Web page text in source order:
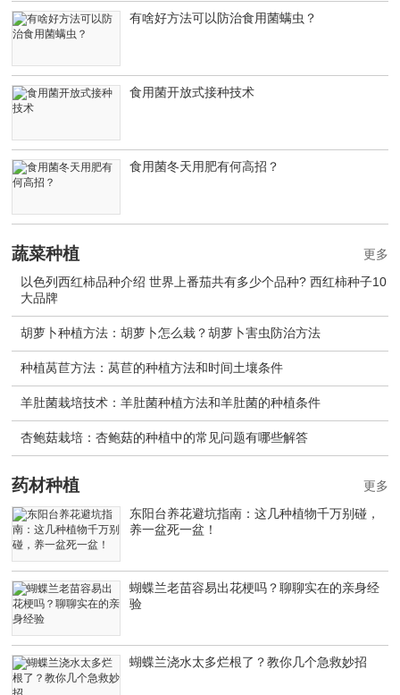
有啥好方法可以防治食用菌螨虫？
食用菌开放式接种技术
食用菌冬天用肥有何高招？
蔬菜种植
以色列西红柿品种介绍 世界上番茄共有多少个品种? 西红柿种子10
大品牌
胡萝卜种植方法：胡萝卜怎么栽？胡萝卜害虫防治方法
种植莴苣方法：莴苣的种植方法和时间土壤条件
羊肚菌栽培技术：羊肚菌种植方法和羊肚菌的种植条件
杏鲍菇栽培：杏鲍菇的种植中的常见问题有哪些解答
更多
药材种植
东阳台养花避坑指南：这几种植物千万别碰，
养一盆死一盆！
蝴蝶兰老苗容易出花梗吗？聊聊实在的亲身经
验
蝴蝶兰浇水太多烂根了？教你几个急救妙招
更多